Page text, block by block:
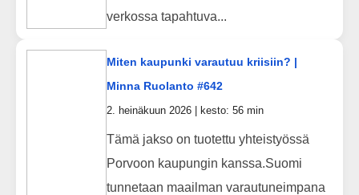
verkossa tapahtuva...
Miten kaupunki varautuu kriisiin? |
Minna Ruolanto #642
2. heinäkuun 2026 | kesto: 56 min
Tämä jakso on tuotettu yhteistyössä
Porvoon kaupungin kanssa.Suomi
tunnetaan maailman varautuneimpana